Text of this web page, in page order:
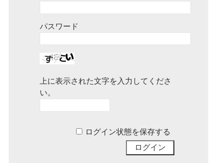
パスワード
上に表示された文字を入力してくださ
い。
ログイン状態を保存する